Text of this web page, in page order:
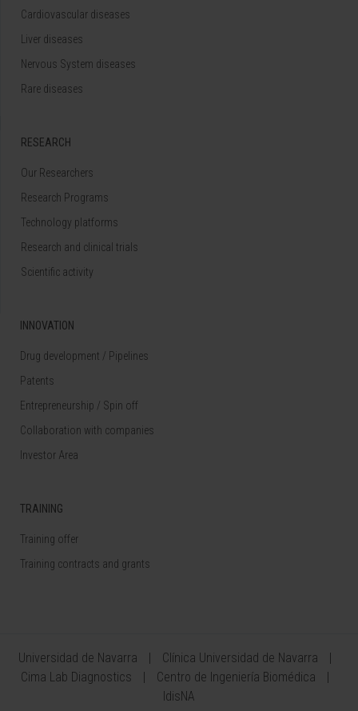
Cardiovascular diseases
Liver diseases
Nervous System diseases
Rare diseases
RESEARCH
Our Researchers
Research Programs
Technology platforms
Research and clinical trials
Scientific activity
INNOVATION
Drug development / Pipelines
Patents
Entrepreneurship / Spin off
Collaboration with companies
Investor Area
TRAINING
Training offer
Training contracts and grants
Universidad de Navarra
Clínica Universidad de Navarra
Cima Lab Diagnostics
Centro de Ingeniería Biomédica
IdisNA